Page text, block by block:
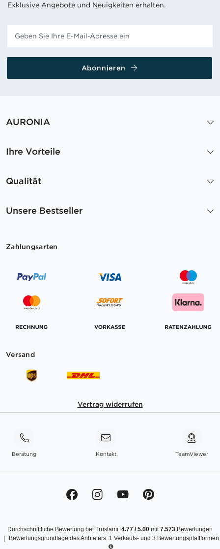
Exklusive Angebote und Neuigkeiten erhalten.
Abonnieren
AURONIA
Ihre Vorteile
Qualität
Unsere Bestseller
Zahlungsarten
Versand
Vertrag widerrufen
Beratung Kontakt TeamViewer
Durchschnittliche Bewertung bei Trustami: 4.77 /5.00 mit7.573 Bewertungen
Bewertungsgrundlage des Anbieters: 1 Verkaufs- und 3 Bewertungsplattformen